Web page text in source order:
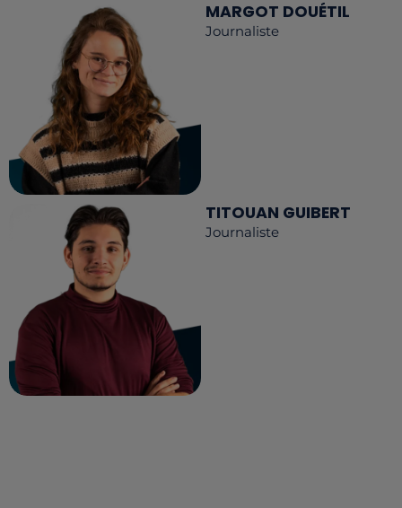
MARGOT DOUÉTIL
Journaliste
TITOUAN GUIBERT
Journaliste